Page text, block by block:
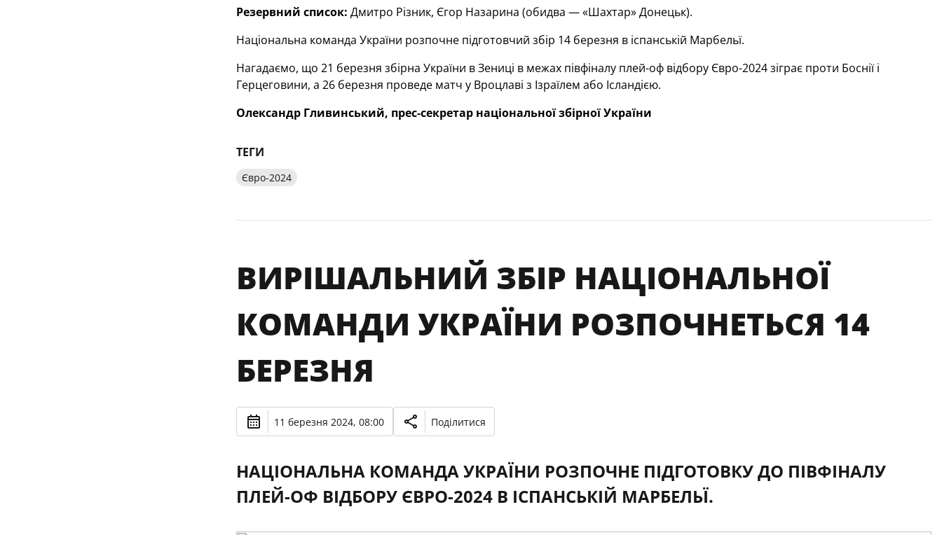
Резервний список: Дмитро Різник, Єгор Назарина (обидва — «Шахтар» Донецьк).
Національна команда України розпочне підготовчий збір 14 березня в іспанській Марбельї.
Нагадаємо, що 21 березня збірна України в Зениці в межах півфіналу плей-оф відбору Євро-2024 зіграє проти Боснії і
Герцеговини, а 26 березня проведе матч у Вроцлаві з Ізраїлем або Ісландією.
Олександр Гливинський, прес-секретар національної збірної України
ТЕГИ
Євро-2024
ВИРІШАЛЬНИЙ ЗБІР НАЦІОНАЛЬНОЇ
КОМАНДИ УКРАЇНИ РОЗПОЧНЕТЬСЯ 14
БЕРЕЗНЯ
11 березня 2024, 08:00 Поділитися
НАЦІОНАЛЬНА КОМАНДА УКРАЇНИ РОЗПОЧНЕ ПІДГОТОВКУ ДО ПІВФІНАЛУ
ПЛЕЙ-ОФ ВІДБОРУ ЄВРО-2024 В ІСПАНСЬКІЙ МАРБЕЛЬЇ.